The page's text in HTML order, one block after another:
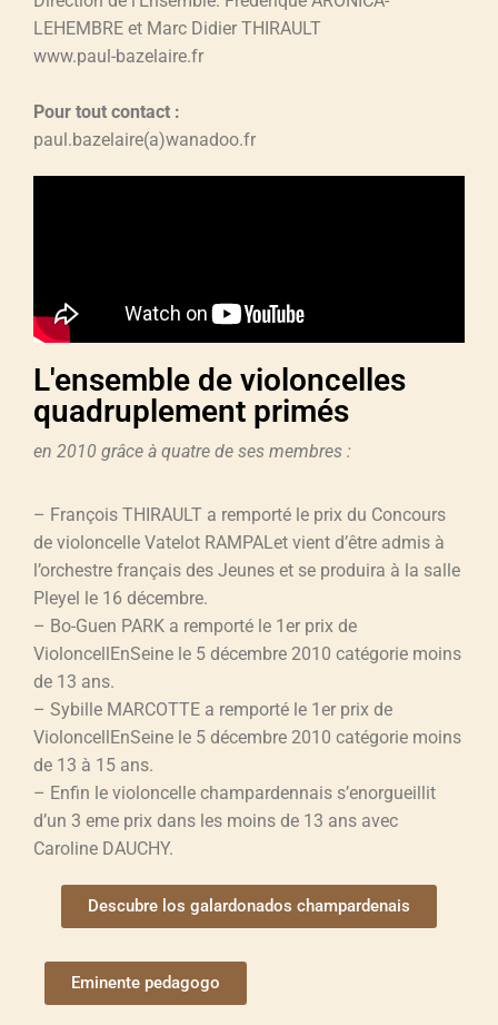
LEHEMBRE et Marc Didier THIRAULT
www.paul-bazelaire.fr
Pour tout contact :
paul.bazelaire(a)wanadoo.fr
L'ensemble de violoncelles
quadruplement primés
en 2010 grâce à quatre de ses membres :
– François THIRAULT a remporté le prix du Concours
de violoncelle Vatelot RAMPALet vient d’être admis à
l’orchestre français des Jeunes et se produira à la salle
Pleyel le 16 décembre.
– Bo-Guen PARK a remporté le 1er prix de
VioloncellEnSeine le 5 décembre 2010 catégorie moins
de 13 ans.
– Sybille MARCOTTE a remporté le 1er prix de
VioloncellEnSeine le 5 décembre 2010 catégorie moins
de 13 à 15 ans.
– Enfin le violoncelle champardennais s’enorgueillit
d’un 3 eme prix dans les moins de 13 ans avec
Caroline DAUCHY.
Descubre los galardonados champardenais
Eminente pedagogo